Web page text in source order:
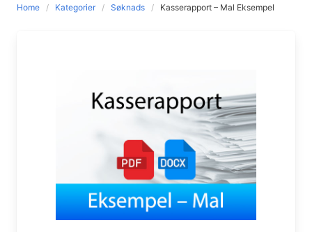
Home Kategorier Søknads Kasserapport – Mal Eksempel